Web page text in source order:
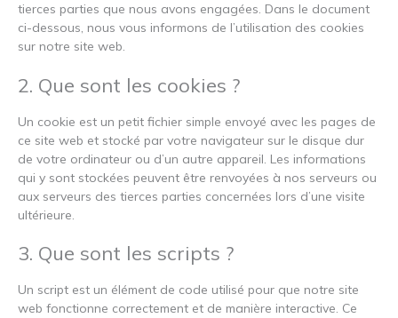
tierces parties que nous avons engagées. Dans le document
ci-dessous, nous vous informons de l’utilisation des cookies
sur notre site web.
2. Que sont les cookies ?
Un cookie est un petit fichier simple envoyé avec les pages de
ce site web et stocké par votre navigateur sur le disque dur
de votre ordinateur ou d’un autre appareil. Les informations
qui y sont stockées peuvent être renvoyées à nos serveurs ou
aux serveurs des tierces parties concernées lors d’une visite
ultérieure.
3. Que sont les scripts ?
Un script est un élément de code utilisé pour que notre site
web fonctionne correctement et de manière interactive. Ce